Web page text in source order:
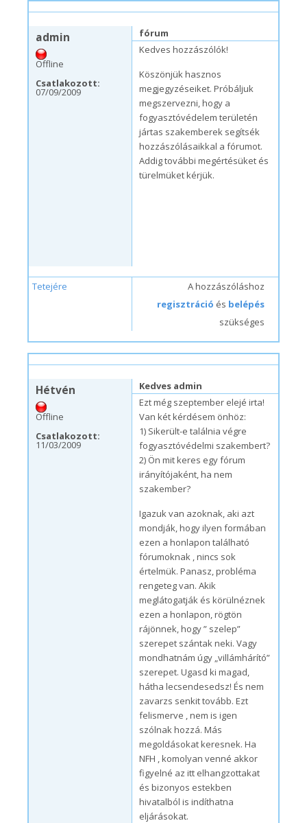
admin
Offline
Csatlakozott:
07/09/2009
fórum
Kedves hozzászólók!
Köszönjük hasznos
megjegyzéseiket. Próbáljuk
megszervezni, hogy a
fogyasztóvédelem területén
jártas szakemberek segítsék
hozzászólásaikkal a fórumot.
Addig további megértésüket és
türelmüket kérjük.
Tetejére
A hozzászóláshoz
regisztráció és belépés
szükséges
Hétvén
Offline
Csatlakozott:
11/03/2009
Kedves admin
Ezt még szeptember elejé irta!
Van két kérdésem önhöz:
1) Sikerült-e találnia végre
fogyasztóvédelmi szakembert?
2) Ön mit keres egy fórum
irányítójaként, ha nem
szakember?
Igazuk van azoknak, aki azt
mondják, hogy ilyen formában
ezen a honlapon található
fórumoknak , nincs sok
értelmük. Panasz, probléma
rengeteg van. Akik
meglátogatják és körülnéznek
ezen a honlapon, rögtön
rájönnek, hogy ” szelep”
szerepet szántak neki. Vagy
mondhatnám úgy „villámhárító”
szerepet. Ugasd ki magad,
hátha lecsendesedsz! És nem
zavarzs senkit tovább. Ezt
felismerve , nem is igen
szólnak hozzá. Más
megoldásokat keresnek. Ha
NFH , komolyan venné akkor
figyelné az itt elhangzottakat
és bizonyos estekben
hivatalból is indíthatna
eljárásokat.